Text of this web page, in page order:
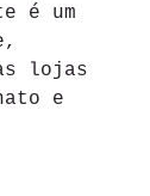
é um
lojas
e